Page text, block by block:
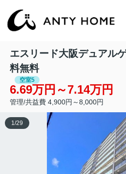
エスリード大阪デュアル
料無料
空室5
6.69万円～7.14万円
管理/共益費 4,900円～8,000円
1 /29